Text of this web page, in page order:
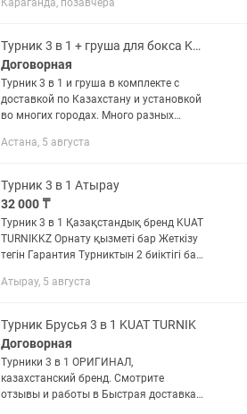
Есть услуга установки.
Караганда, позавчера
Турник 3 в 1 + груша для бокса KUAT
Договорная
Турник 3 в 1 и груша в комплекте с
доставкой по Казахстану и установкой
во многих городах. Много разных
Работаем с 2014 года
Астана, 5 августа
Турник 3 в 1 Атырау
32 000 ₸
Турник 3 в 1 Қазақстандық бренд KUAT
TURNIKKZ Орнату қызметі бар Жеткізу
тегін Гарантия Турниктын 2 биіктігі бар
Грушалар бар және де боксқа арналған
Атырау, 5 августа
Турник Брусья 3 в 1 KUAT TURNIK
Договорная
Турники 3 в 1 ОРИГИНАЛ,
казахстанский бренд. Смотрите
отзывы и работы в Быстрая доставка